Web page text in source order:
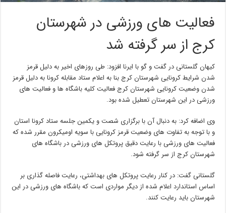
فعالیت های ورزشی در شهرستان
کرج از سر گرفته شد
کیهان گلستانی در گفت و گو با ایرنا افزود: طی روزهای اخیر به دلیل قرمز
شدن شرایط کرونایی شهرستان کرج بنا به اعلام ستاد مقابله کرونا به دلیل قرمز
شدن وضعیت کرونایی شهرستان کرج فعالیت کلیه باشگاه ها و فعالیت های
ورزشی در این شهرستان تعطیل شده بود.
وی اضافه کرد: به دنبال آن با برگزاری شصت و یکمین جلسه ستاد کرونا استان
و با توجه به تفاوت های وضعیت قرمز کرونایی با سویه اومیکرون مقرر شده که
فعالیت های ورزشی با رعایت دقیق پروتکل های ورزشی در باشگاه های
شهرستان کرج از سر گرفته شود.
گلستانی گفت: در کنار رعایت پروتکل های بهداشتی، رعایت فاصله گذاری بر
اساس استاندارد اعلام شده از دیگر مواردی است که باشگاه های ورزشی در این
شهرستان باید رعایت کنند.